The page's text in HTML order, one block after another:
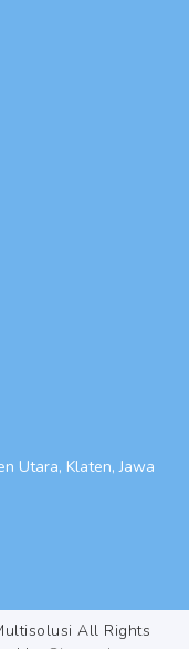
Utara, Klaten, Jawa
All Rights